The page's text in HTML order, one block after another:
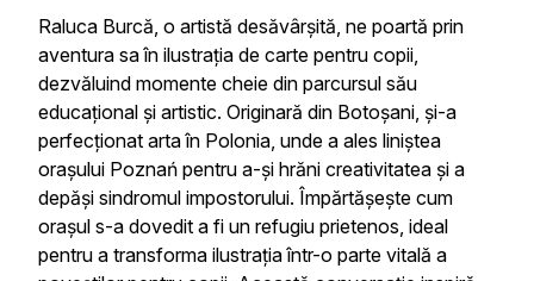
Raluca Burcă, o artistă desăvârșită, ne poartă prin
aventura sa în ilustrația de carte pentru copii,
dezvăluind momente cheie din parcursul său
educațional și artistic. Originară din Botoșani, și-a
perfecționat arta în Polonia, unde a ales liniștea
orașului Poznań pentru a-și hrăni creativitatea și a
depăși sindromul impostorului. Împărtășește cum
orașul s-a dovedit a fi un refugiu prietenos, ideal
pentru a transforma ilustrația într-o parte vitală a